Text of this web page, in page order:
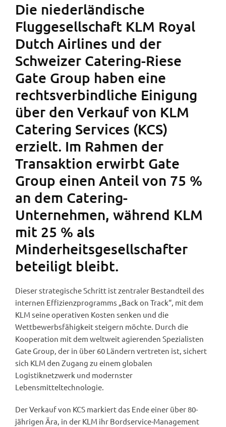
Die niederländische
Fluggesellschaft KLM Royal
Dutch Airlines und der
Schweizer Catering-Riese
Gate Group haben eine
rechtsverbindliche Einigung
über den Verkauf von KLM
Catering Services (KCS)
erzielt. Im Rahmen der
Transaktion erwirbt Gate
Group einen Anteil von 75 %
an dem Catering-
Unternehmen, während KLM
mit 25 % als
Minderheitsgesellschafter
beteiligt bleibt.
Dieser strategische Schritt ist zentraler Bestandteil des
internen Effizienzprogramms „Back on Track“, mit dem
KLM seine operativen Kosten senken und die
Wettbewerbsfähigkeit steigern möchte. Durch die
Kooperation mit dem weltweit agierenden Spezialisten
Gate Group, der in über 60 Ländern vertreten ist, sichert
sich KLM den Zugang zu einem globalen
Logistiknetzwerk und modernster
Lebensmitteltechnologie.
Der Verkauf von KCS markiert das Ende einer über 80-
jährigen Ära, in der KLM ihr Bordservice-Management